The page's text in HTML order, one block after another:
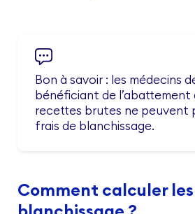
Bon à savoir : les médecins
bénéficiant de l’abattement
recettes brutes ne peuvent
frais de blanchissage.
Comment calculer